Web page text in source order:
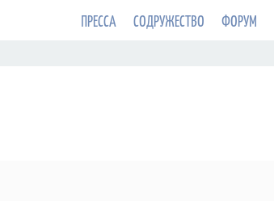
ПРЕССА СОДРУЖЕСТВО ФОРУМ